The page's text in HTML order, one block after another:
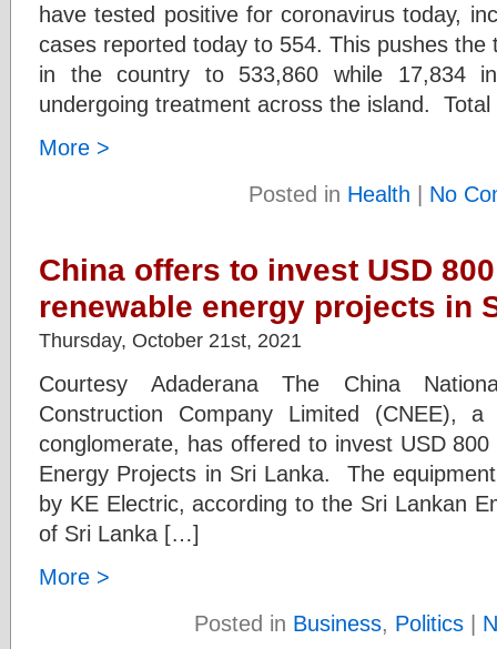
have tested positive for coronavirus today,
cases reported today to 554. This pushes the
in the country to 533,860 while 17,834
undergoing treatment across the island.
More >
Posted in Health | No
China offers to invest USD
renewable energy projects in
Thursday, October 21st, 2021
Courtesy Adaderana The China
Construction Company Limited (CNEE),
conglomerate, has offered to invest USD
Energy Projects in Sri Lanka. The
by KE Electric, according to the Sri Lankan
of Sri Lanka […]
More >
Posted in Business, Politics |